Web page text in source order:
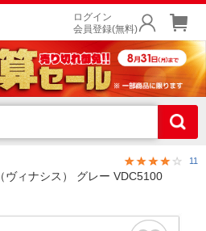
ログイン
会員登録(無料)
11
ヴィナシス） グレー VDC5100